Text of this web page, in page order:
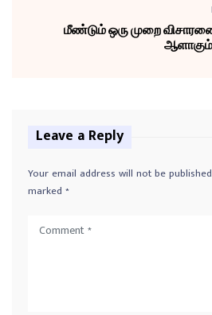
மீண்டும் ஒரு முறை
ஆளாகும்
Leave a Reply
Your email address will not be
marked *